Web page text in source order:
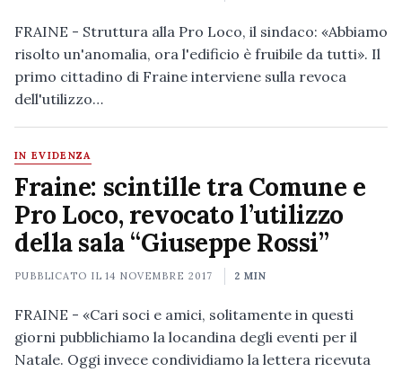
FRAINE - Struttura alla Pro Loco, il sindaco: «Abbiamo
risolto un'anomalia, ora l'edificio è fruibile da tutti». Il
primo cittadino di Fraine interviene sulla revoca
dell'utilizzo…
IN EVIDENZA
Fraine: scintille tra Comune e
Pro Loco, revocato l’utilizzo
della sala “Giuseppe Rossi”
PUBBLICATO IL14 NOVEMBRE 2017 2 MIN
FRAINE - «Cari soci e amici, solitamente in questi
giorni pubblichiamo la locandina degli eventi per il
Natale. Oggi invece condividiamo la lettera ricevuta